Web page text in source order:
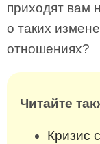
приходят вам
о таких
отношениях?
Читайте
Кризис